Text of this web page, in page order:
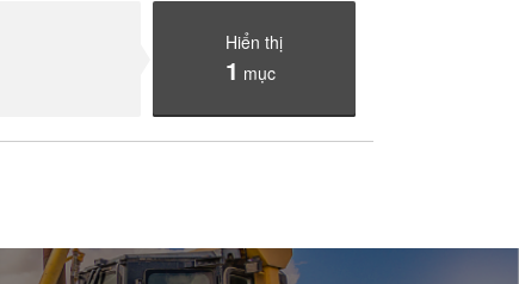
Hiển thị
1 mục